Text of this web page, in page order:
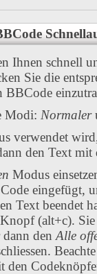
Ihnen schnell
Sie die
BBCode
Modi: Normaler
verwendet
den Text
Modus
eingefügt,
Text beendet
Knopf (alt+c).
dann den Alle
den